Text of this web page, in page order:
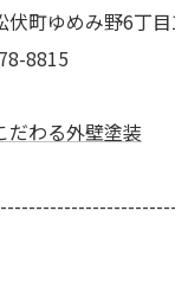
伏町ゆめみ野6丁
8815
だわる外壁塗装